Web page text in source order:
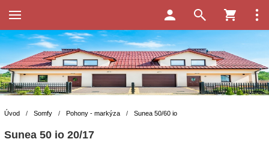
Úvod / Somfy / Pohony - markýza / Sunea 50/60 io
Sunea 50 io 20/17